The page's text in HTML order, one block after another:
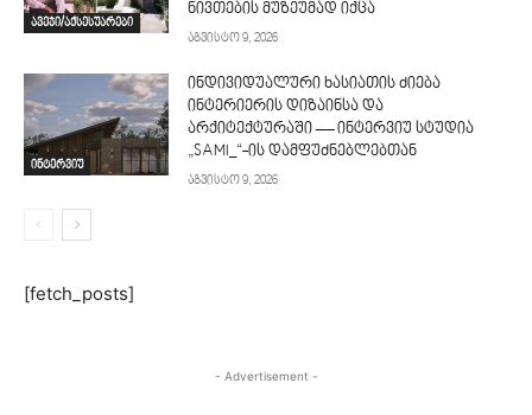
ავეჯი/აქსესუარები
ნივთების მუზეუმად იქცა
აგვისტო 9, 2026
ინტერვიუ
ინდივიდუალური ხასიათის ძიება
ინტერიერის დიზაინსა და
არქიტექტურაში — ინტერვიუ სტუდია
„SAMI_“-ის დამფუძნებლებთან
აგვისტო 9, 2026
[fetch_posts]
- Advertisement -